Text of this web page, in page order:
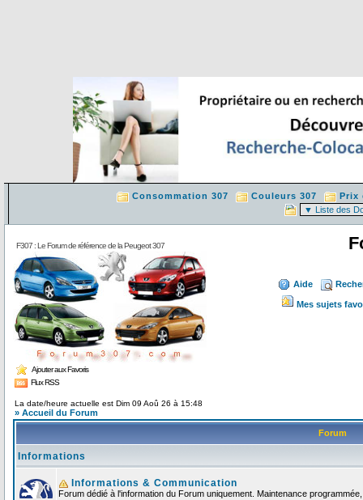
Consommation 307 Couleurs 307 Prix
F307 : Le Forum de référence de la Peugeot 307
Ajouter aux Favoris
Flux RSS
Aide
Mes sujets
La date/heure actuelle est Dim 09 Aoû 26 à 15:48
» Accueil du Forum
Forum
Informations
Informations & Communication
Forum dédié à l'information du Forum uniquement. Maintenance